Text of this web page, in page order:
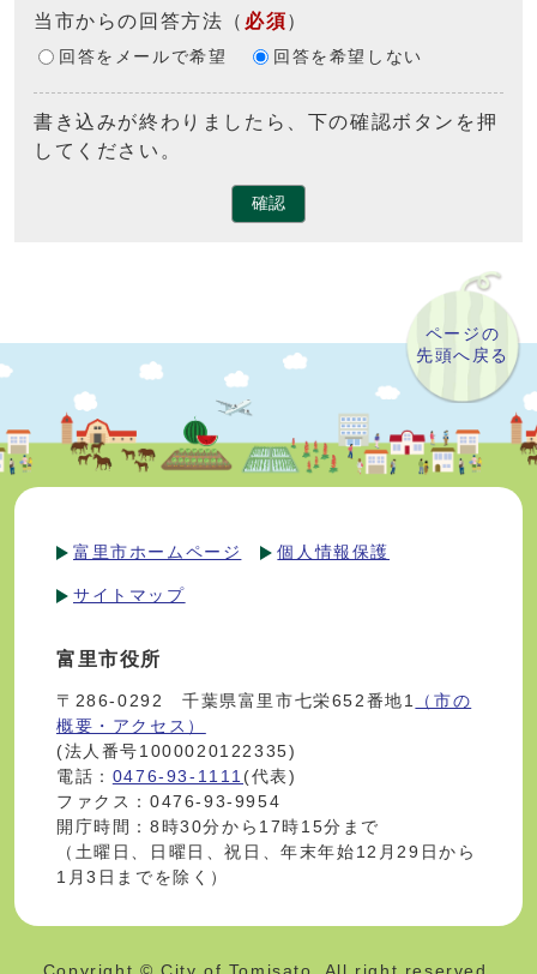
当市からの回答方法 （ 必須）
回答をメールで希望 回答を希望しない
書き込みが終わりましたら、下の確認ボタンを押
してください。
確認
ページの
先頭へ戻る
富里市ホームページ 個人情報保護
サイトマップ
富里市役所
〒286-0292 千葉県富里市七栄652番地1
（市の
概要・アクセス）
(法人番号1000020122335)
電話： 0476-93-1111(代表)
ファクス：0476-93-9954
開庁時間：8時30分から17時15分まで
（土曜日、日曜日、祝日、年末年始12月29日から
1月3日までを除く）